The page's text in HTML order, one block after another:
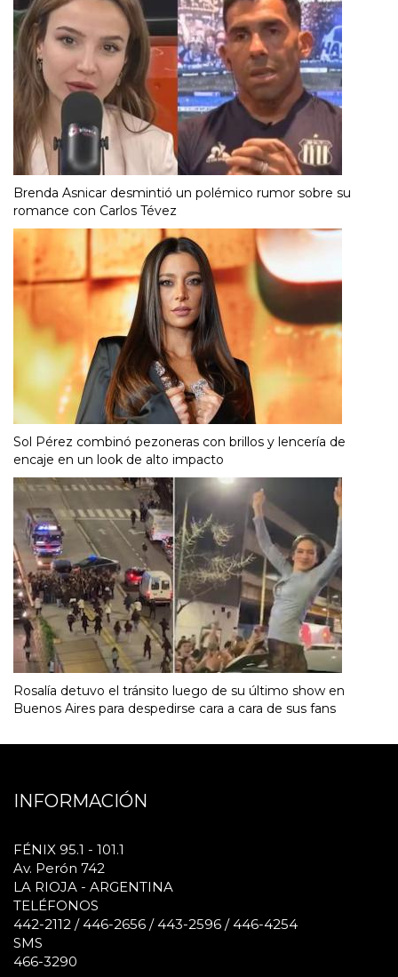
Brenda Asnicar desmintió un polémico rumor sobre su
romance con Carlos Tévez
Sol Pérez combinó pezoneras con brillos y lencería de
encaje en un look de alto impacto
Rosalía detuvo el tránsito luego de su último show en
Buenos Aires para despedirse cara a cara de sus fans
INFORMACIÓN
FÉNIX 95.1 - 101.1
Av. Perón 742
LA RIOJA - ARGENTINA
TELÉFONOS
442-2112 / 446-2656 / 443-2596 / 446-4254
SMS
466-3290